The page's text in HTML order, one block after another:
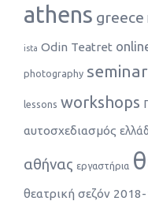
athens greece
ista Odin Teatret
photography
lessons workshops
αυτοσχεδιασμός
αθήνας εργαστήρια
θεατρική σεζόν